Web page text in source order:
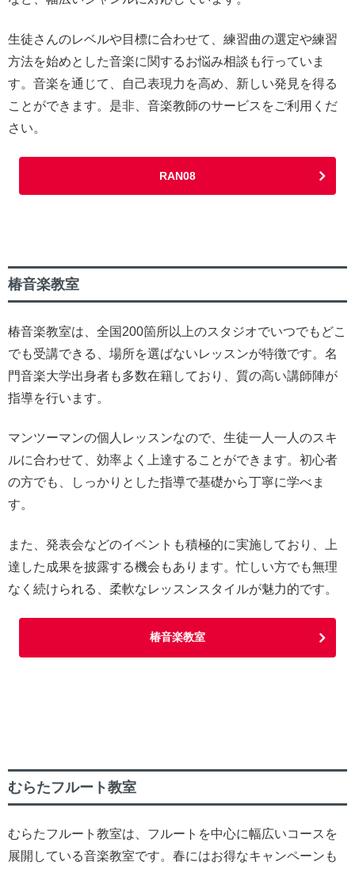
生徒さんのレベルや目標に合わせて、練習曲の選定や練習
方法を始めとした音楽に関するお悩み相談も行っていま
す。音楽を通じて、自己表現力を高め、新しい発見を得る
ことができます。是非、音楽教師のサービスをご利用くだ
さい。
RAN08
椿音楽教室
椿音楽教室は、全国200箇所以上のスタジオでいつでもどこ
でも受講できる、場所を選ばないレッスンが特徴です。名
門音楽大学出身者も多数在籍しており、質の高い講師陣が
指導を行います。
マンツーマンの個人レッスンなので、生徒一人一人のスキ
ルに合わせて、効率よく上達することができます。初心者
の方でも、しっかりとした指導で基礎から丁寧に学べま
す。
また、発表会などのイベントも積極的に実施しており、上
達した成果を披露する機会もあります。忙しい方でも無理
なく続けられる、柔軟なレッスンスタイルが魅力的です。
椿音楽教室
むらたフルート教室
むらたフルート教室は、フルートを中心に幅広いコースを
展開している音楽教室です。春にはお得なキャンペーンも